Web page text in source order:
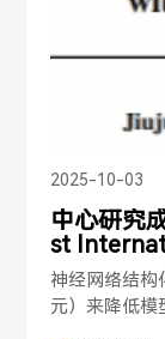
维的函数型
相关的特征，
有加性多指
通过对回归系
息，从而提
分布不作假设
型估计方面，
架以获得高效
2025-10-03
中心研究
st
Machine
正式发表
神经网络结构
元）来降低模